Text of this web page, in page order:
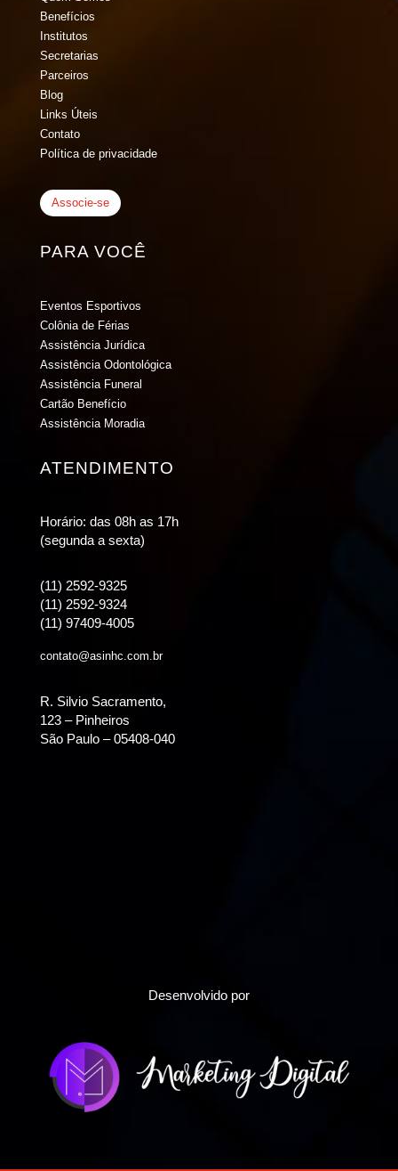
Benefícios
Institutos
Secretarias
Parceiros
Blog
Links Úteis
Contato
Política de privacidade
Associe-se
PARA VOCÊ
Eventos Esportivos
Colônia de Férias
Assistência Jurídica
Assistência Odontológica
Assistência Funeral
Cartão Benefício
Assistência Moradia
ATENDIMENTO
Horário: das 08h as 17h
(segunda a sexta)
(11) 2592-9325
(11) 2592-9324
(11) 97409-4005
contato@asinhc.com.br
R. Silvio Sacramento,
123 – Pinheiros
São Paulo – 05408-040
Desenvolvido por